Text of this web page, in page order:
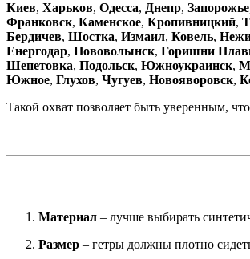
Киев, Харьков, Одесса, Днепр, Запорожье
Франковск, Каменское, Кропивницкий,
Бердичев, Шостка, Измаил, Ковель,
Енергодар, Нововолынск, Горишни
Шепетовка, Подольск, Южноукраинск,
Южное, Глухов, Чугуев, Новояворовск,
Такой охват позволяет быть уверенным,
Материал – лучше выбирать
Размер – гетры должны плотно